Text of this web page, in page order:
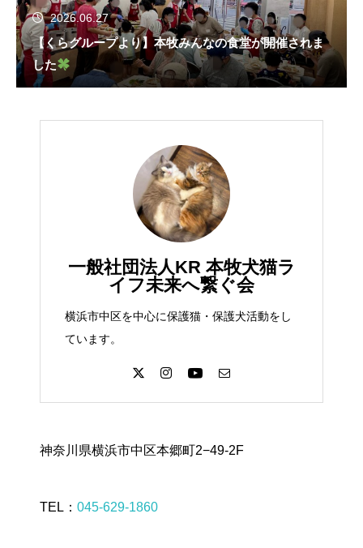
2026.06.27
【くらグループより】本牧みんなの食堂が開催されま
した
一般社団法人KR 本牧犬猫ラ
イフ未来へ繋ぐ会
横浜市中区を中心に保護猫・保護犬活動をし
ています。
神奈川県横浜市中区本郷町2−49-2F
TEL： 045-629-1860